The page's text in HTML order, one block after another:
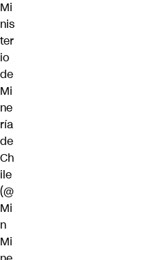
Mi
nis
ter
io
de
Mi
ne
ría
de
Ch
ile
(@
Mi
n
Mi